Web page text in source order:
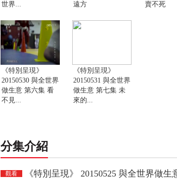
世界...
遠方
賣不死
《特別呈現》
20150530 與全世界
做生意 第六集 看
不見...
《特別呈現》
20150531 與全世界
做生意 第七集 未
來的...
分集介紹
觀看 《特別呈現》 20150525 與全世界做